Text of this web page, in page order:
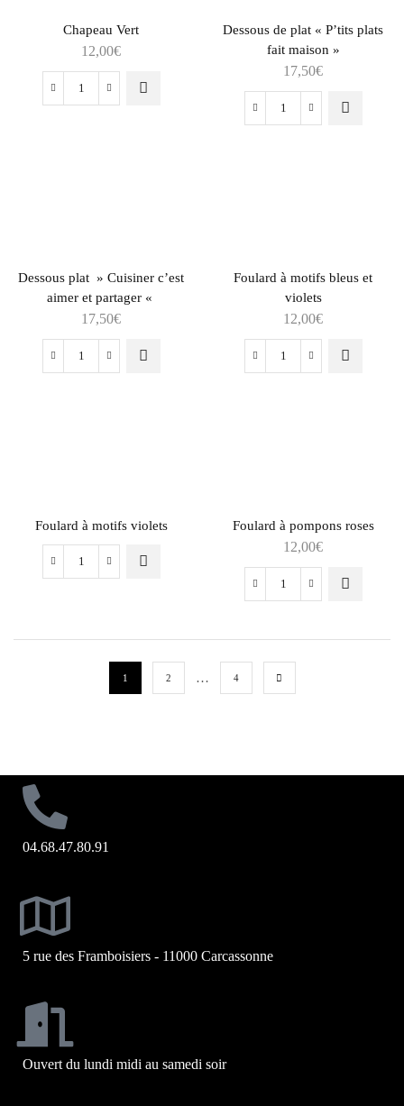
Chapeau Vert
12,00€
Dessous de plat « P’tits plats
fait maison »
17,50€
Dessous plat » Cuisiner c’est
aimer et partager «
17,50€
Foulard à motifs bleus et
violets
12,00€
Foulard à motifs violets Foulard à pompons roses
12,00€
1 2 … 4
04.68.47.80.91
5 rue des Framboisiers - 11000 Carcassonne
Ouvert du lundi midi au samedi soir